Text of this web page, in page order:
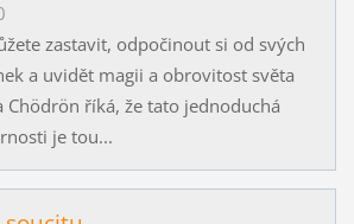
zastavit, odpočinout si od svých
a uvidět magii a obrovitost světa
Chödrön říká, že tato jednoduchá
je tou...